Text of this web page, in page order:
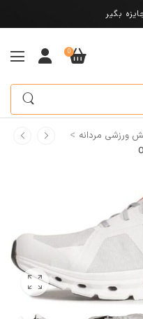
بگیر
0
ورزشی مردانه >